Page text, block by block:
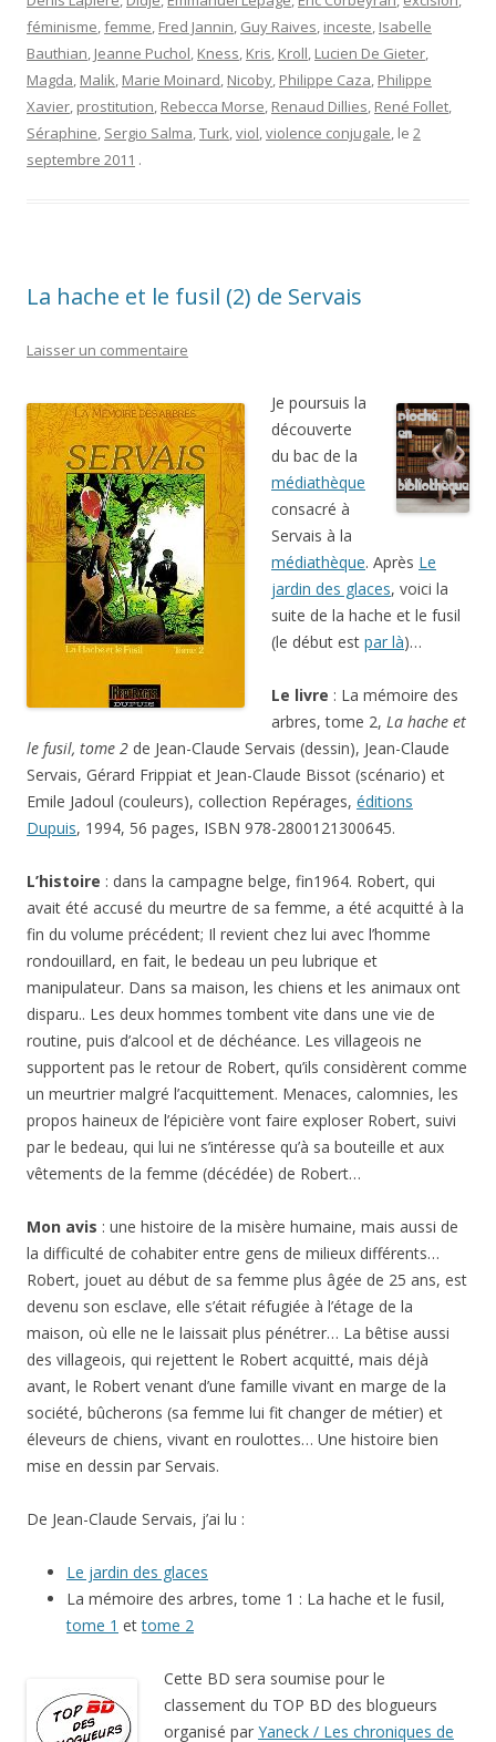
féminisme,femme, Fred Jannin, Guy Raives, inceste, Isabelle
Bauthian, Jeanne Puchol, Kness, Kris, Kroll, Lucien De Gieter,
Magda, Malik, Marie Moinard, Nicoby, Philippe Caza, Philippe
Xavier, prostitution, Rebecca Morse, Renaud Dillies, René Follet,
Séraphine, Sergio Salma,Turk,viol,violence conjugale, le 2
septembre 2011 .
La hache et le fusil (2) de Servais
Laisser un commentaire
Je poursuis la
découverte
du bac de la
médiathèque
consacré à
Servais à la
médiathèque. Après Le
jardin des glaces, voici la
suite de la hache et le fusil
(le début est par là)…
Le livre : La mémoire des
arbres, tome 2, La hache et
le fusil, tome 2 de Jean-Claude Servais (dessin), Jean-Claude
Servais, Gérard Frippiat et Jean-Claude Bissot (scénario) et
Emile Jadoul (couleurs), collection Repérages, éditions
Dupuis, 1994, 56 pages, ISBN 978-2800121300645.
L’histoire : dans la campagne belge, fin1964. Robert, qui
avait été accusé du meurtre de sa femme, a été acquitté à la
fin du volume précédent; Il revient chez lui avec l’homme
rondouillard, en fait, le bedeau un peu lubrique et
manipulateur. Dans sa maison, les chiens et les animaux ont
disparu.. Les deux hommes tombent vite dans une vie de
routine, puis d’alcool et de déchéance. Les villageois ne
supportent pas le retour de Robert, qu’ils considèrent comme
un meurtrier malgré l’acquittement. Menaces, calomnies, les
propos haineux de l’épicière vont faire exploser Robert, suivi
par le bedeau, qui lui ne s’intéresse qu’à sa bouteille et aux
vêtements de la femme (décédée) de Robert…
Mon avis : une histoire de la misère humaine, mais aussi de
la difficulté de cohabiter entre gens de milieux différents…
Robert, jouet au début de sa femme plus âgée de 25 ans, est
devenu son esclave, elle s’était réfugiée à l’étage de la
maison, où elle ne le laissait plus pénétrer… La bêtise aussi
des villageois, qui rejettent le Robert acquitté, mais déjà
avant, le Robert venant d’une famille vivant en marge de la
société, bûcherons (sa femme lui fit changer de métier) et
éleveurs de chiens, vivant en roulottes… Une histoire bien
mise en dessin par Servais.
De Jean-Claude Servais, j’ai lu :
Le jardin des glaces
La mémoire des arbres, tome 1 : La hache et le fusil,
tome 1 ettome 2
Cette BD sera soumise pour le
classement du TOP BD des blogueurs
organisé par Yaneck / Les chroniques de